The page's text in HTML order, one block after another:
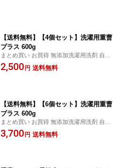
【送料無料】【4個セット】洗濯用重曹
プラス 600g
まとめ買い お買得 無添加洗濯用洗剤 自然
派洗濯洗剤 敏感肌用洗濯洗剤 赤ちゃん衣類
洗剤 すすぎ1回 柔軟洗 粉末
2,500 円 送料無料
【送料無料】【6個セット】洗濯用重曹
プラス 600g
まとめ買い お買得 無添加洗濯用洗剤 自然
派洗濯洗剤 敏感肌用洗濯洗剤 赤ちゃん衣類
洗剤 すすぎ1回 柔軟成分 粉末
3,700 円 送料無料